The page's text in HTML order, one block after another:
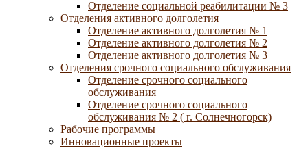
Отделение социальной реабилитации № 3
Отделения активного долголетия
Отделение активного долголетия № 1
Отделение активного долголетия № 2
Отделение активного долголетия № 3
Отделения срочного социального обслуживания
Отделение срочного социального
обслуживания
Отделение срочного социального
обслуживания № 2 ( г. Солнечногорск)
Рабочие программы
Инновационные проекты